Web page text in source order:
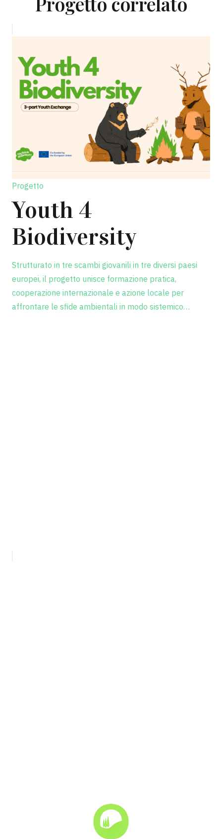
Progetto
Youth 4
Biodiversity
Strutturato in tre scambi giovanili in tre diversi paesi
europei, il progetto unisce formazione pratica,
cooperazione internazionale e azione locale per
affrontare le sfide ambientali in modo sistemico…